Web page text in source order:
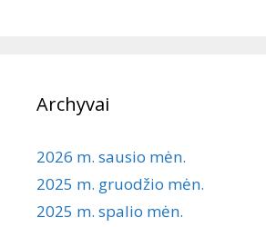
Archyvai
2026 m. sausio mėn.
2025 m. gruodžio mėn.
2025 m. spalio mėn.